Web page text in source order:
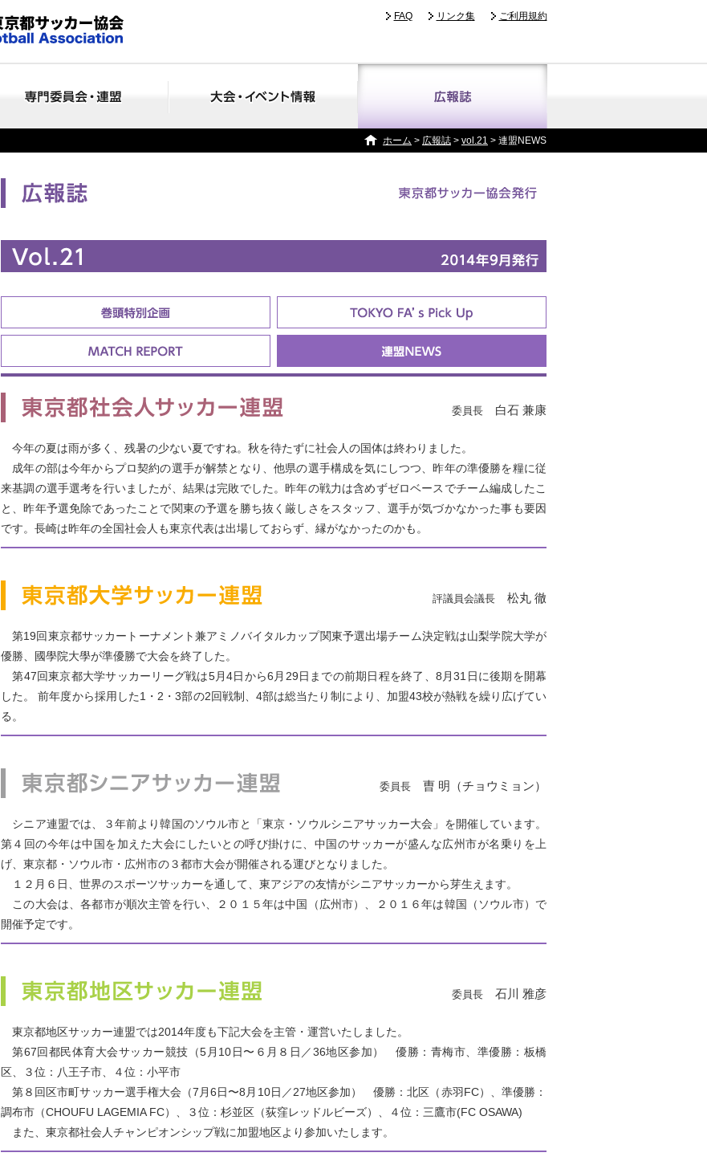
FAQ リンク集 ご利用規約
ホーム > 広報誌 > vol.21 > 連盟NEWS
委員長 白石 兼康
今年の夏は雨が多く、残暑の少ない夏ですね。秋を待たずに社会人の国体は終わりました。
成年の部は今年からプロ契約の選手が解禁となり、他県の選手構成を気にしつつ、昨年の準優勝を糧に従
来基調の選手選考を行いましたが、結果は完敗でした。昨年の戦力は含めずゼロベースでチーム編成したこ
と、昨年予選免除であったことで関東の予選を勝ち抜く厳しさをスタッフ、選手が気づかなかった事も要因
です。長崎は昨年の全国社会人も東京代表は出場しておらず、縁がなかったのかも。
評議員会議長 松丸 徹
第19回東京都サッカートーナメント兼アミノバイタルカップ関東予選出場チーム決定戦は山梨学院大学が
優勝、國學院大學が準優勝で大会を終了した。
第47回東京都大学サッカーリーグ戦は5月4日から6月29日までの前期日程を終了、8月31日に後期を開幕
した。 前年度から採用した1・2・3部の2回戦制、4部は総当たり制により、加盟43校が熱戦を繰り広げてい
る。
委員長 曺 明（チョウミョン）
シニア連盟では、３年前より韓国のソウル市と「東京・ソウルシニアサッカー大会」を開催しています。
第４回の今年は中国を加えた大会にしたいとの呼び掛けに、中国のサッカーが盛んな広州市が名乗りを上
げ、東京都・ソウル市・広州市の３都市大会が開催される運びとなりました。
１２月６日、世界のスポーツサッカーを通して、東アジアの友情がシニアサッカーから芽生えます。
この大会は、各都市が順次主管を行い、２０１５年は中国（広州市）、２０１６年は韓国（ソウル市）で
開催予定です。
委員長 石川 雅彦
東京都地区サッカー連盟では2014年度も下記大会を主管・運営いたしました。
第67回都民体育大会サッカー競技（5月10日〜６月８日／36地区参加） 優勝：青梅市、準優勝：板橋
区、３位：八王子市、４位：小平市
第８回区市町サッカー選手権大会（7月6日〜8月10日／27地区参加） 優勝：北区（赤羽FC）、準優勝：
調布市（CHOUFU LAGEMIA FC）、３位：杉並区（荻窪レッドルビーズ）、４位：三鷹市(FC OSAWA)
また、東京都社会人チャンピオンシップ戦に加盟地区より参加いたします。